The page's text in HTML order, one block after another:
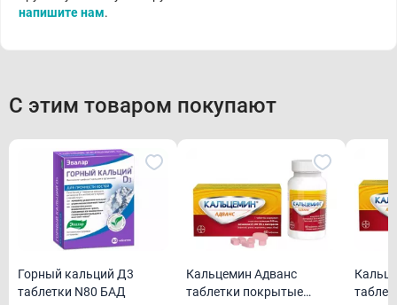
напишите нам.
С этим товаром покупают
Горный кальций Д3
таблетки N80 БАД
Кальцемин Адванс
таблетки покрытые